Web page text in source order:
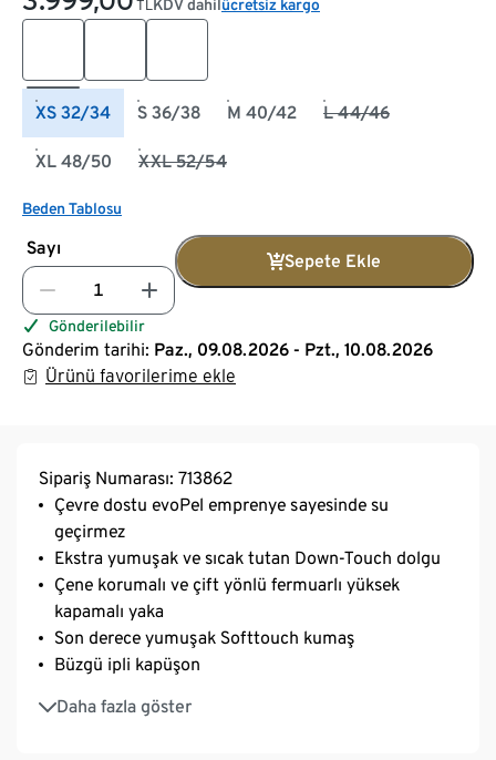
TL KDV dahilücretsiz kargo
XS 32/34 S 36/38 M 40/42 L 44/46
XL 48/50 XXL 52/54
Beden Tablosu
Sayı
Sepete Ekle
Gönderilebilir
Gönderim tarihi: Paz., 09.08.2026 - Pzt., 10.08.2026
Ürünü favorilerime ekle
Sipariş Numarası: 713862
Çevre dostu evoPel emprenye sayesinde su
geçirmez
Ekstra yumuşak ve sıcak tutan Down-Touch dolgu
Çene korumalı ve çift yönlü fermuarlı yüksek
kapamalı yaka
Son derece yumuşak Softtouch kumaş
Büzgü ipli kapüşon
Daha fazla göster
2 adet fermuarlı yan cep